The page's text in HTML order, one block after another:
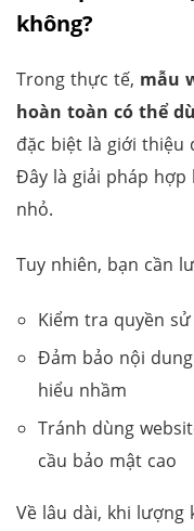
không?
Trong thực tế, mẫu
hoàn toàn có thể
đặc biệt là giới thiệu
Đây là giải pháp hợp
nhỏ.
Tuy nhiên, bạn cần
Kiểm tra quyền
Đảm bảo nội
hiểu nhầm
Tránh dùng
cầu bảo mật cao
Về lâu dài, khi lượng